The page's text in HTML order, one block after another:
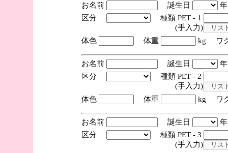
お名前 誕生日
区分
種類 PET - 1
(手入力)
体色
体重 kg ワ
お名前 誕生日
区分
種類 PET - 2
(手入力)
体色
体重 kg ワ
お名前 誕生日
区分
種類 PET - 3
(手入力)